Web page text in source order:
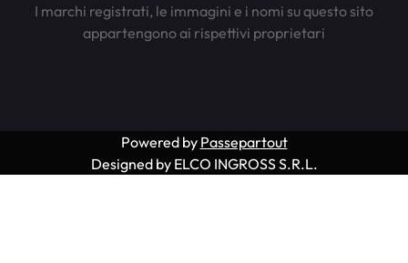
I marchi registrati, le immagini e i nomi su questo sito
appartengono ai rispettivi proprietari
Powered by Passepartout
Designed by ELCO INGROSS S.R.L.